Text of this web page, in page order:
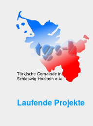
Laufende Projekte